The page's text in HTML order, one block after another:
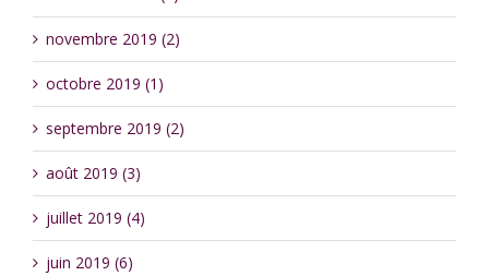
novembre 2019 (2)
octobre 2019 (1)
septembre 2019 (2)
août 2019 (3)
juillet 2019 (4)
juin 2019 (6)